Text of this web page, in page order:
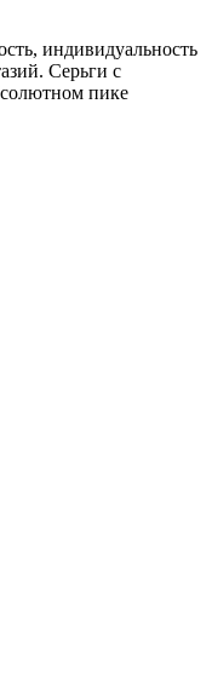
индивидуальность
Серьги с
пике